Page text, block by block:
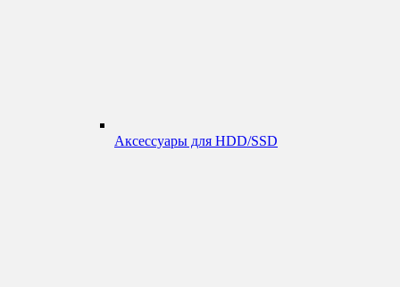
Аксессуары для HDD/SSD